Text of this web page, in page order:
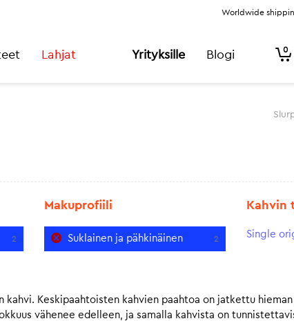
Worldwide
Lahjat Yrityksille Blogi 0
2
Makuprofiili
Suklainen ja pähkinäinen 2
Kahvin
Single
Keskipaahtoisten kahvien paahtoa on jatkettu
vähenee edelleen, ja samalla kahvista on